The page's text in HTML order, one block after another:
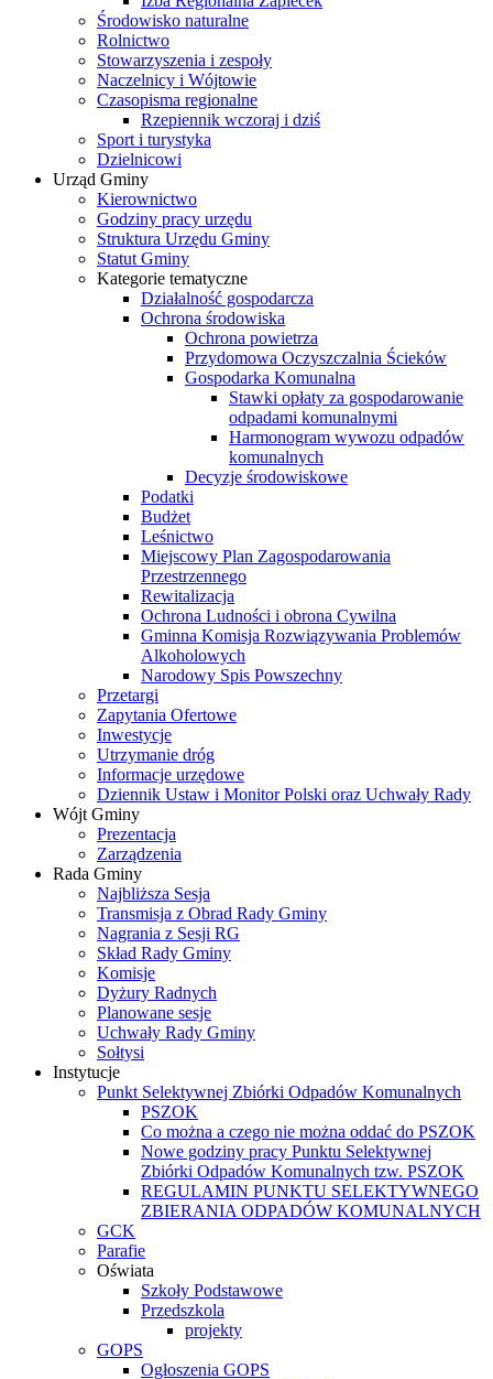
Środowisko naturalne
Rolnictwo
Stowarzyszenia i zespoły
Naczelnicy i Wójtowie
Czasopisma regionalne
Rzepiennik wczoraj i dziś
Sport i turystyka
Dzielnicowi
Urząd Gminy
Kierownictwo
Godziny pracy urzędu
Struktura Urzędu Gminy
Statut Gminy
Kategorie tematyczne
Działalność gospodarcza
Ochrona środowiska
Ochrona powietrza
Przydomowa Oczyszczalnia Ścieków
Gospodarka Komunalna
Stawki opłaty za gospodarowanie
odpadami komunalnymi
Harmonogram wywozu odpadów
komunalnych
Decyzje środowiskowe
Podatki
Budżet
Leśnictwo
Miejscowy Plan Zagospodarowania
Przestrzennego
Rewitalizacja
Ochrona Ludności i obrona Cywilna
Gminna Komisja Rozwiązywania Problemów
Alkoholowych
Narodowy Spis Powszechny
Przetargi
Zapytania Ofertowe
Inwestycje
Utrzymanie dróg
Informacje urzędowe
Dziennik Ustaw i Monitor Polski oraz Uchwały Rady
Wójt Gminy
Prezentacja
Zarządzenia
Rada Gminy
Najbliższa Sesja
Transmisja z Obrad Rady Gminy
Nagrania z Sesji RG
Skład Rady Gminy
Komisje
Dyżury Radnych
Planowane sesje
Uchwały Rady Gminy
Sołtysi
Instytucje
Punkt Selektywnej Zbiórki Odpadów Komunalnych
PSZOK
Co można a czego nie można oddać do PSZOK
Nowe godziny pracy Punktu Selektywnej
Zbiórki Odpadów Komunalnych tzw. PSZOK
REGULAMIN PUNKTU SELEKTYWNEGO
ZBIERANIA ODPADÓW KOMUNALNYCH
GCK
Parafie
Oświata
Szkoły Podstawowe
Przedszkola
projekty
GOPS
Ogłoszenia GOPS